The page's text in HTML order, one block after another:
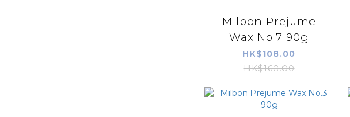
Milbon Prejume
Wax No.7 90g
HK$108.00
HK$160.00